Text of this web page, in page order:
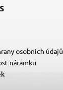
osobních údajů
náramku